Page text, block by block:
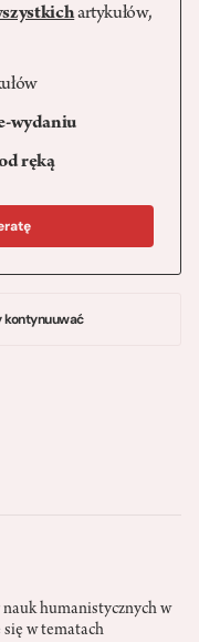
nauk humanistycznych w
w tematach
artykułów,
wydaniu
ręką
kontynuuwać